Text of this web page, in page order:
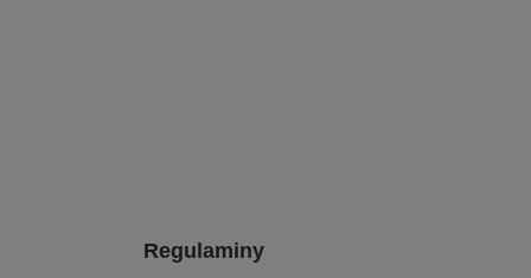
Regulaminy